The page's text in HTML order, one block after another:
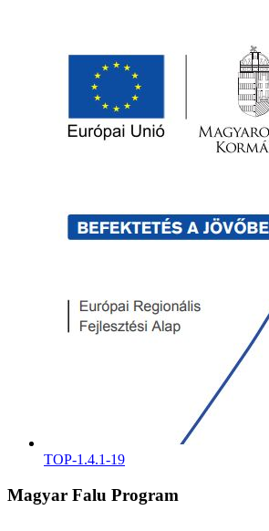
TOP-1.4.1-19
Magyar Falu Program